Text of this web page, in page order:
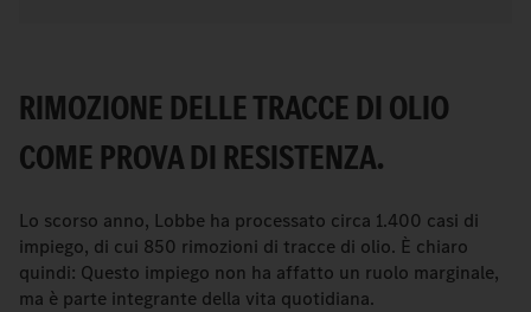
RIMOZIONE DELLE TRACCE DI OLIO
COME PROVA DI RESISTENZA.
Lo scorso anno, Lobbe ha processato circa 1.400 casi di
impiego, di cui 850 rimozioni di tracce di olio. È chiaro
quindi: Questo impiego non ha affatto un ruolo marginale,
ma è parte integrante della vita quotidiana.